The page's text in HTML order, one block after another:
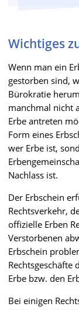
Wichtiges
Wenn man ein
gestorben sind,
Bürokratie
manchmal nicht
Erbe antreten
Form eines
wer Erbe ist,
Nachlass ist.
Der Erbschein
Rechtsverkehr,
offizielle Erben
Verstorbenen
Erbschein
Rechtsgeschäfte
Erbe bzw. den
Bei einigen